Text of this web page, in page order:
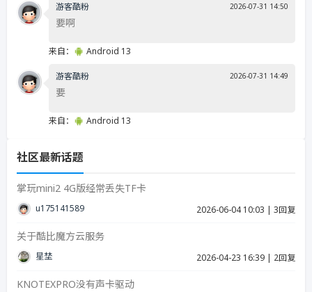
游客酷粉 2026-07-31 14:50
要啊
来自： Android 13
游客酷粉 2026-07-31 14:49
要
来自： Android 13
社区最新话题
掌玩mini2 4G版经常丢失TF卡
u17514158939287 2026-06-04 10:03 | 3回复
关于酷比魔方云服务
星埜 2026-04-23 16:39 | 2回复
KNOTEXPRO没有声卡驱动